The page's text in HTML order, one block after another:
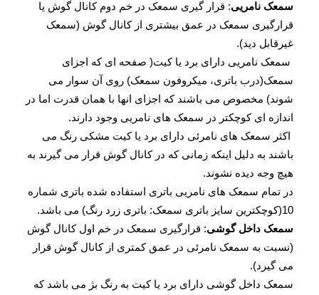
سمعک نامریی: قرار گیری سمعک در خم دوم کانال گوش یا
قرارگیری سمعک در عمق بیشتری از کانال گوش (سمعک
غیرقابل دید).
سمعک نامریی دارای برد یا کیت( صفحه ای که اجزای
سمعک(درب باتری، میکروفون سمعک) روی آن سوار می
شوند) مخصوص می باشند که اجزای انها با همان قدرت اما در
اندازه ای کوچکتر در سمعک های نامریی وجود دارند.
اکثر سمعک های نامرئی دارای برد یا کیت مشکی رنگ می
باشند به دلیل اینکه زمانی که در کانال گوش قرار می گیرند به
هیچ وجه دیده نشوند.
در تمام سمعک های نامریی باتری استفاده شده باتری شماره
10(کوچکترین سایز باتری سمعک: باتری زرد رنگ) می باشد.
سمعک داخل گوشی: قرارگیری سمعک در خم اول کانال گوش
(نسبت به سمعک نامرئی در عمق کمتری از کانال گوش قرار
می گیرد).
سمعک داخل گوشی دارای برد یا کیت به رنگ بژ می باشد که